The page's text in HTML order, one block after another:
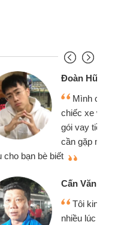
gấp nên định cầm cố
thật may đã có
CMND online không
rất tiện lợi, sẽ giới
Tạp hóa
buôn bán nhỏ lẻ
nhập hàng, nhờ biết